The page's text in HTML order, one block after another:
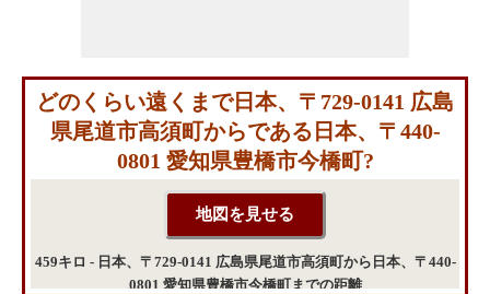
どのくらい遠くまで日本、〒729-0141 広島
県尾道市高須町からである日本、〒440-
0801 愛知県豊橋市今橋町?
459キロ - 日本、〒729-0141 広島県尾道市高須町から日本、〒440-
0801 愛知県豊橋市今橋町までの距離